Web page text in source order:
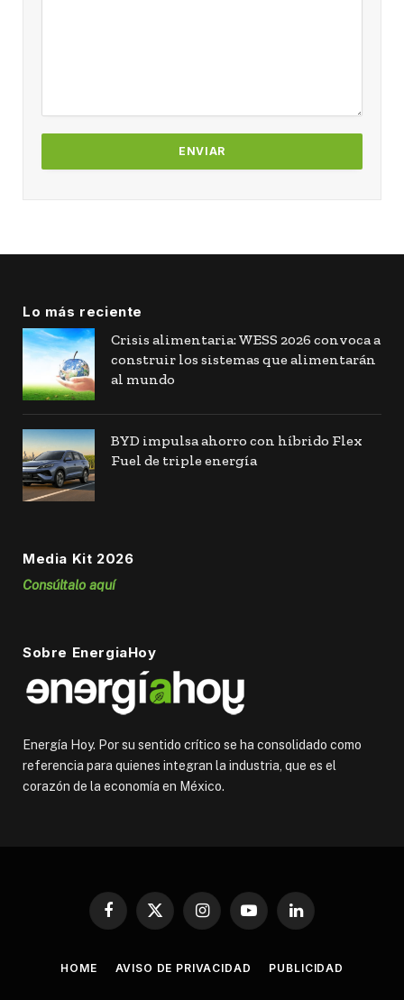
Lo más reciente
Crisis alimentaria: WESS 2026 convoca a
construir los sistemas que alimentarán
al mundo
BYD impulsa ahorro con híbrido Flex
Fuel de triple energía
Media Kit 2026
Consúltalo aquí
Sobre EnergiaHoy
Energía Hoy. Por su sentido crítico se ha consolidado como
referencia para quienes integran la industria, que es el
corazón de la economía en México.
Facebook
X
InstagramYouTubeLinkedIn
HOME AVISO DE PRIVACIDAD PUBLICIDAD